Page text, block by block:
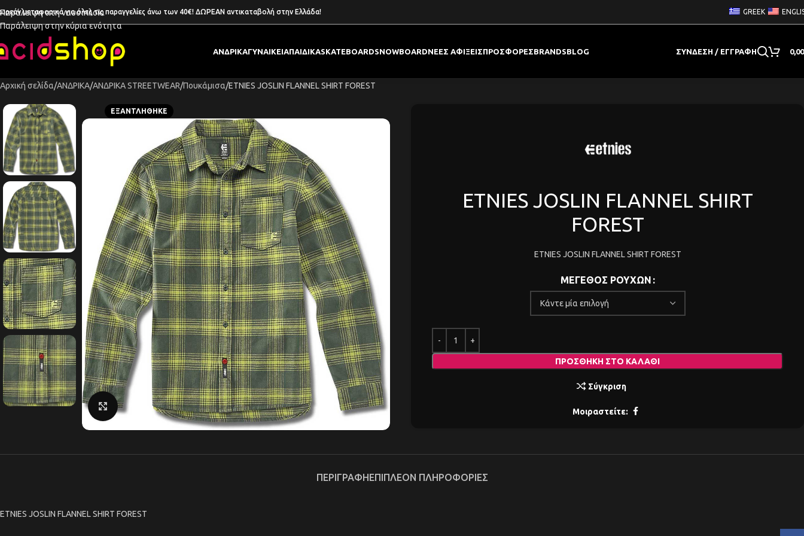
Παράλειψη στη ναυσιπλοΐα
Παράλειψη στην κύρια ενότητα
μεταφορικά για όλες τις παραγγελίες άνω των 40€! ΔΩΡΕΑΝ αντικαταβολή στην Ελλάδα! GREEK
ΑΝΔΡΙΚΑΓΥΝΑΙΚΕΙΑΠΑΙΔΙΚΑSKATEBOARDSNOWBOARDΝΕΕΣ ΑΦΙΞΕΙΣΠΡΟΣΦΟΡΕΣBRANDSBLOG ΣΎΝΔΕΣΗ / ΕΓΓΡΑΦΉ
Αρχική σελίδα ΑΝΔΡΙΚΑ ΑΝΔΡΙΚΑ STREETWEAR Πουκάμισα ETNIES JOSLIN FLANNEL SHIRT FOREST
ΕΞΑΝΤΛΉΘΗΚΕ
Κάντε κλικ για μεγέθυνση
ETNIES JOSLIN FLANNEL SHIRT
FOREST
ETNIES JOSLIN FLANNEL SHIRT FOREST
ΜΕΓΕΘΟΣ ΡΟΥΧΩΝ
ΠΡΟΣΘΉΚΗ ΣΤΟ ΚΑΛΆΘΙ
Σύγκριση
Μοιραστείτε:
ΠΕΡΙΓΡΑΦΉΕΠΙΠΛΈΟΝ ΠΛΗΡΟΦΟΡΊΕΣ
ETNIES JOSLIN FLANNEL SHIRT FOREST